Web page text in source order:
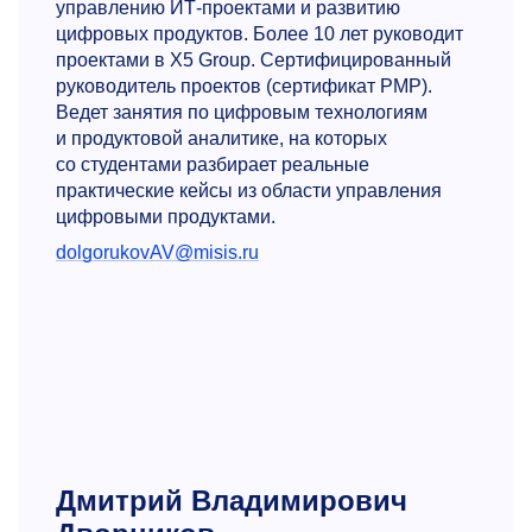
управлению ИТ-проектами и развитию
цифровых продуктов. Более 10 лет руководит
проектами в X5 Group. Сертифицированный
руководитель проектов (сертификат PMP).
Ведет занятия по цифровым технологиям
и продуктовой аналитике, на которых
со студентами разбирает реальные
практические кейсы из области управления
цифровыми продуктами.
dolgorukovAV@misis.ru
Дмитрий Владимирович